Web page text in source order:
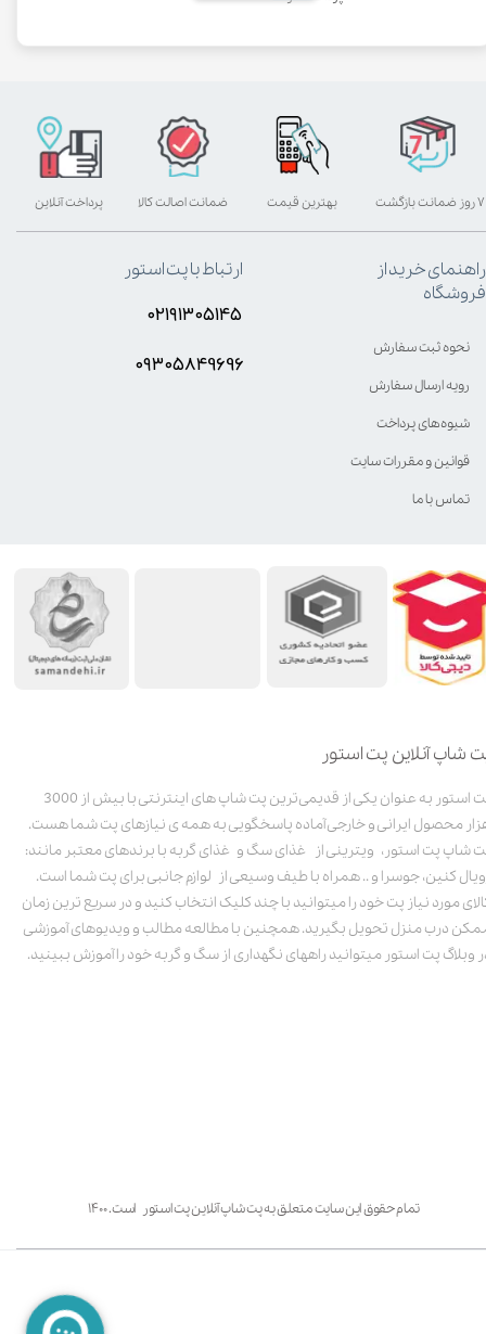
شاپ آنلاین پت استور
پت استور به عنوان یکی از قدیمی‌ترین پت شاپ های اینترنتی با بیش از 3000
محصول ایرانی و خارجی آماده پاسخگویی به همه ی نیازهای پت شما هست.
شاپ پت استور، ویترینی از غذای سگ و غذای گربه با برندهای معتبر مانند:
کنین، جوسرا و .. همراه با طیف وسیعی از لوازم جانبی برای پت شما است.
مورد نیاز پت خود را میتوانید با چند کلیک انتخاب کنید و در سریع ترین زمان
درب منزل تحویل بگیرید. همچنین با مطالعه مطالب و ویدیوهای آموزشی
وبلاگ پت استور میتوانید راههای نگهداری از سگ و گربه خود را آموزش ببینید.
تمام حقوق این سایت متعلق به پت شاپ آنلاین پت استور است. ۱۴۰۰
بهترین قیمت پرداخت آنلاین ۷ روز ضمانت بازگشت ضمانت اصالت کالا
راهنمای خرید از
فروشگاه
نحوه ثبت سفارش
رویه ارسال سفارش
شیوه‌های پرداخت
قوانین و مقررات سایت
تماس با ما
ارتباط با پت استور
۰۲۱۹۱۳۰۵۱۴۵
۰۹۳۰۵8۴9696